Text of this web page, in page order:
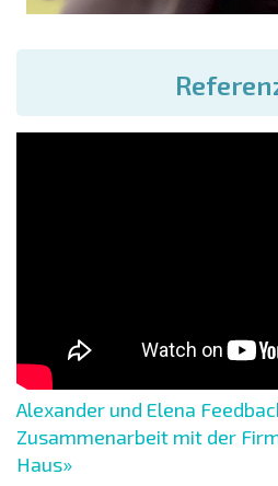
Alexander und Elena
Zusammenarbeit mit der
Haus»